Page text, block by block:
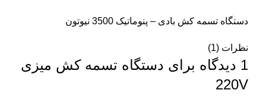
دستگاه تسمه کش بادی – پنوماتیک 3500 نیوتون
نظرات (1)
1 دیدگاه برای
دستگاه تسمه کش میزی
220V